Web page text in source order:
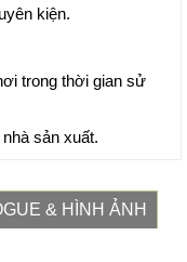
kiện.
trong thời gian sử
sản xuất.
& HÌNH ẢNH